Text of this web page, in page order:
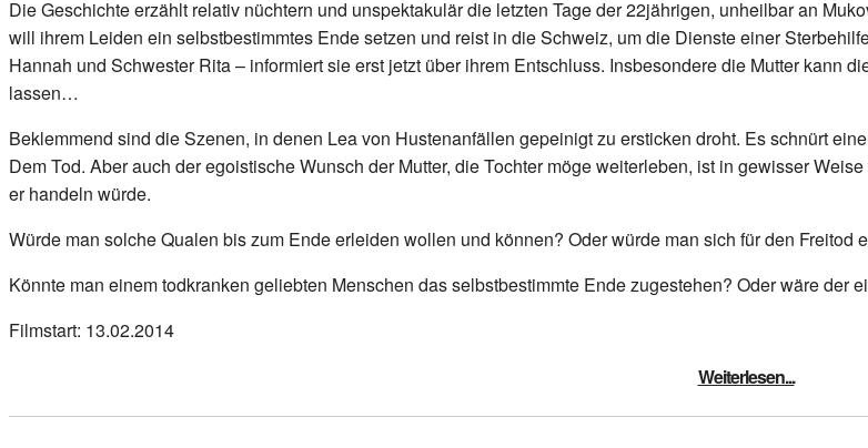
Die Geschichte erzählt relativ nüchtern und unspektakulär die letzten Tage der 22jährigen, unheilbar an
will ihrem Leiden ein selbstbestimmtes Ende setzen und reist in die Schweiz, um die Dienste einer
Hannah und Schwester Rita – informiert sie erst jetzt über ihrem Entschluss. Insbesondere die Mutter kann
lassen…
Beklemmend sind die Szenen, in denen Lea von Hustenanfällen gepeinigt zu ersticken droht. Es schnürt
Dem Tod. Aber auch der egoistische Wunsch der Mutter, die Tochter möge weiterleben, ist in gewisser
er handeln würde.
Würde man solche Qualen bis zum Ende erleiden wollen und können? Oder würde man sich für den Freitod
Könnte man einem todkranken geliebten Menschen das selbstbestimmte Ende zugestehen? Oder wäre der
Filmstart: 13.02.2014
Weiterlesen...